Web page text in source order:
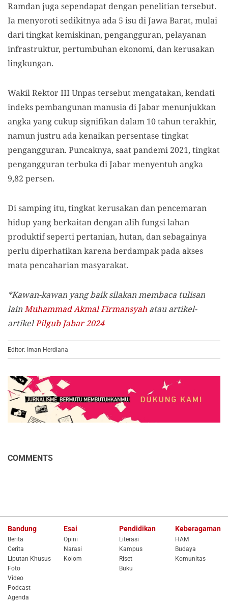
Ramdan juga sependapat dengan penelitian tersebut.
Ia menyoroti sedikitnya ada 5 isu di Jawa Barat, mulai
dari tingkat kemiskinan, pengangguran, pelayanan
infrastruktur, pertumbuhan ekonomi, dan kerusakan
lingkungan.
Wakil Rektor III Unpas tersebut mengatakan, kendati
indeks pembangunan manusia di Jabar menunjukkan
angka yang cukup signifikan dalam 10 tahun terakhir,
namun justru ada kenaikan persentase tingkat
pengangguran. Puncaknya, saat pandemi 2021, tingkat
pengangguran terbuka di Jabar menyentuh angka
9,82 persen.
Di samping itu, tingkat kerusakan dan pencemaran
hidup yang berkaitan dengan alih fungsi lahan
produktif seperti pertanian, hutan, dan sebagainya
perlu diperhatikan karena berdampak pada akses
mata pencaharian masyarakat.
*Kawan-kawan yang baik silakan membaca tulisan
lainMuhammad Akmal Firmansyah atau artikel-
artikelPilgub Jabar 2024
Editor: Iman Herdiana
COMMENTS
Bandung
Berita
Cerita
Liputan Khusus
Foto
Video
Podcast
Agenda
Esai
Opini
Narasi
Kolom
Pendidikan
Literasi
Kampus
Riset
Buku
Keberagaman
HAM
Budaya
Komunitas